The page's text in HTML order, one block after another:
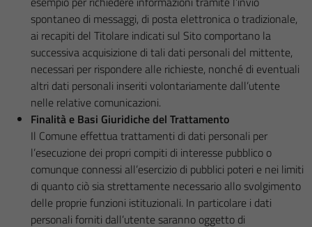
spontaneo di messaggi, di posta elettronica o tradizionale,
ai recapiti del Titolare indicati sul Sito comportano la
successiva acquisizione di tali dati personali del mittente,
necessari per rispondere alle richieste, nonché di eventuali
altri dati personali inseriti volontariamente dall’utente
nelle relative comunicazioni.
Finalità e Basi Giuridiche del Trattamento
Il Comune effettua trattamenti di dati personali per
l’esecuzione dei propri compiti di interesse pubblico o
comunque connessi all’esercizio di pubblici poteri e nei limiti
di quanto ciò sia strettamente necessario allo svolgimento
delle proprie funzioni istituzionali. In particolare i dati
personali forniti dall’utente saranno oggetto di